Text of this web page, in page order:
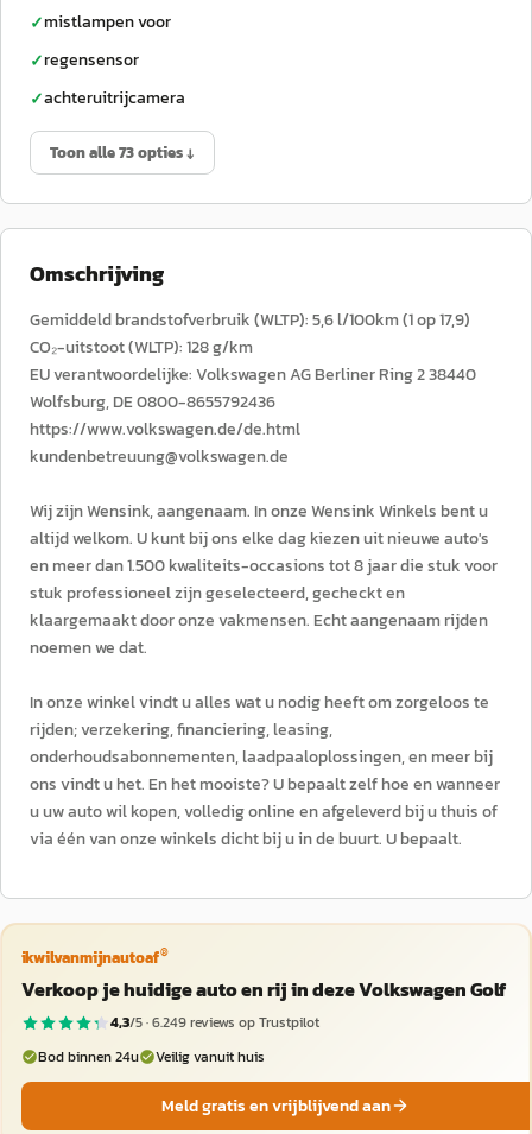
✓mistlampen voor
✓regensensor
✓achteruitrijcamera
Toon alle 73 opties ↓
Omschrijving
Gemiddeld brandstofverbruik (WLTP): 5,6 l/100km (1 op 17,9)
CO₂-uitstoot (WLTP): 128 g/km
EU verantwoordelijke: Volkswagen AG Berliner Ring 2 38440
Wolfsburg, DE 0800-8655792436
https://www.volkswagen.de/de.html
kundenbetreuung@volkswagen.de
Wij zijn Wensink, aangenaam. In onze Wensink Winkels bent u
altijd welkom. U kunt bij ons elke dag kiezen uit nieuwe auto's
en meer dan 1.500 kwaliteits-occasions tot 8 jaar die stuk voor
stuk professioneel zijn geselecteerd, gecheckt en
klaargemaakt door onze vakmensen. Echt aangenaam rijden
noemen we dat.
In onze winkel vindt u alles wat u nodig heeft om zorgeloos te
rijden; verzekering, financiering, leasing,
onderhoudsabonnementen, laadpaaloplossingen, en meer bij
ons vindt u het. En het mooiste? U bepaalt zelf hoe en wanneer
u uw auto wil kopen, volledig online en afgeleverd bij u thuis of
via één van onze winkels dicht bij u in de buurt. U bepaalt.
ikwilvanmijnautoaf®
Verkoop je huidige auto en rij in deze Volkswagen Golf
4,3/5 ·6.249reviews op Trustpilot
Bod binnen 24u
Veilig vanuit huis
Meld gratis en vrijblijvend aan